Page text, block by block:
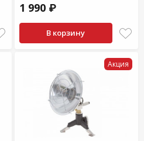
1 990 ₽
В корзину
Акция